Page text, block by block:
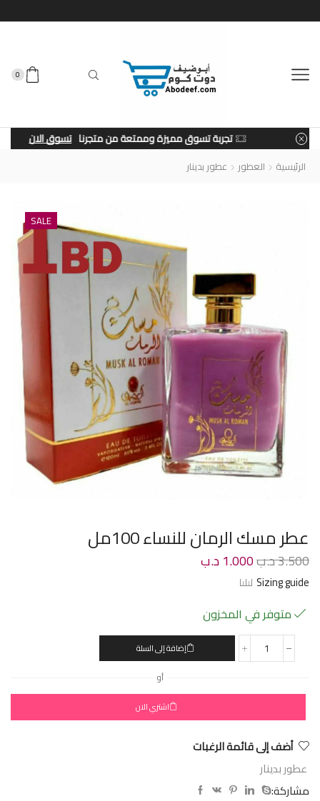
0
تجربة تسوق مميزة وممتعة من متجرنا تسوق الان
الرئيسية العطور عطور بدينار
SALE
عطر مسك الرمان للنساء 100مل
3.500د.ب1.000د.ب
Sizing guide
متوفر في المخزون
إضافة إلى السلة
أو
اشتري الان
أضف إلى قائمة الرغبات
عطور بدينار
مشاركة: